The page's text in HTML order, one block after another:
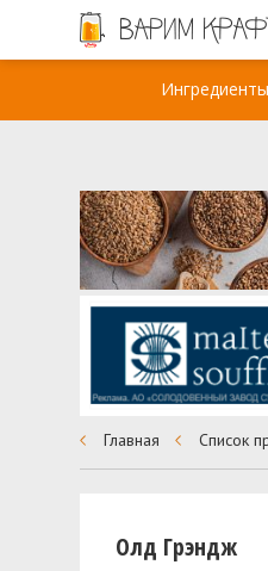
Ингредиенты
Главная Список
Олд Грэндж